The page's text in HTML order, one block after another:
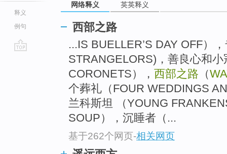
释义
例句
网络释义 英英释义
西部之路
...IS BUELLER’S DAY OFF）
STRANGELORS)，善良心和
CORONETS）， 西部之路 （
个葬礼（FOUR WEDDINGS
兰科斯坦 （YOUNG
SOUP），沉睡者（...
基于262个网页-相关网页